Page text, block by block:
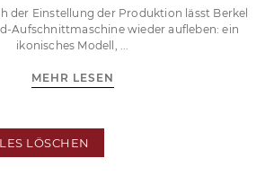
der Einstellung der Produktion lässt Berkel
Aufschnittmaschine wieder aufleben: ein
ikonisches Modell,
MEHR LESEN
LÖSCHEN